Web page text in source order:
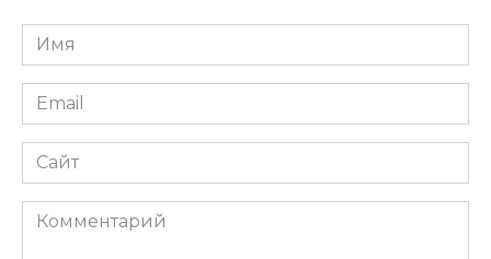
Имя
Email
Сайт
Комментарий